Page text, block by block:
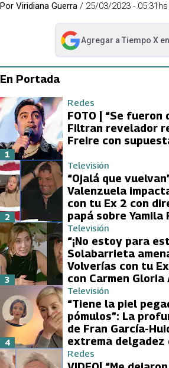
Por Viridiana Guerra / 25/03/2023 - 05:31hs
Agregar a Tiempo X
abre en nueva pestaña
En Portada
Redes
FOTO | “Se fueron
Filtran revelador
Freire con
1
Televisión
“Ojalá que
Valenzuela
con tu Ex 2 con
papá sobre Yamila
2
Televisión
“¡No estoy para
Solabarrieta
Volverías con tu
con Carmen Gloria
3
Televisión
“Tiene la piel
pómulos”: La
de Fran García-
extrema delgadez
4
Redes